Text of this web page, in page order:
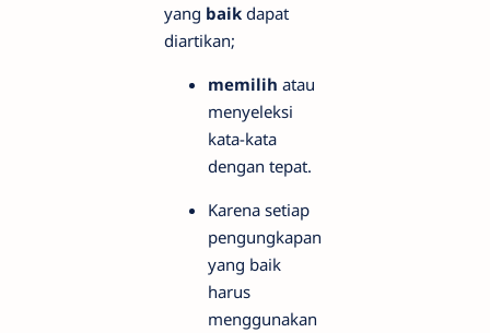
yang baik dapat
diartikan;
memilih atau
menyeleksi
kata-kata
dengan tepat.
Karena setiap
pengungkapan
yang baik
harus
menggunakan